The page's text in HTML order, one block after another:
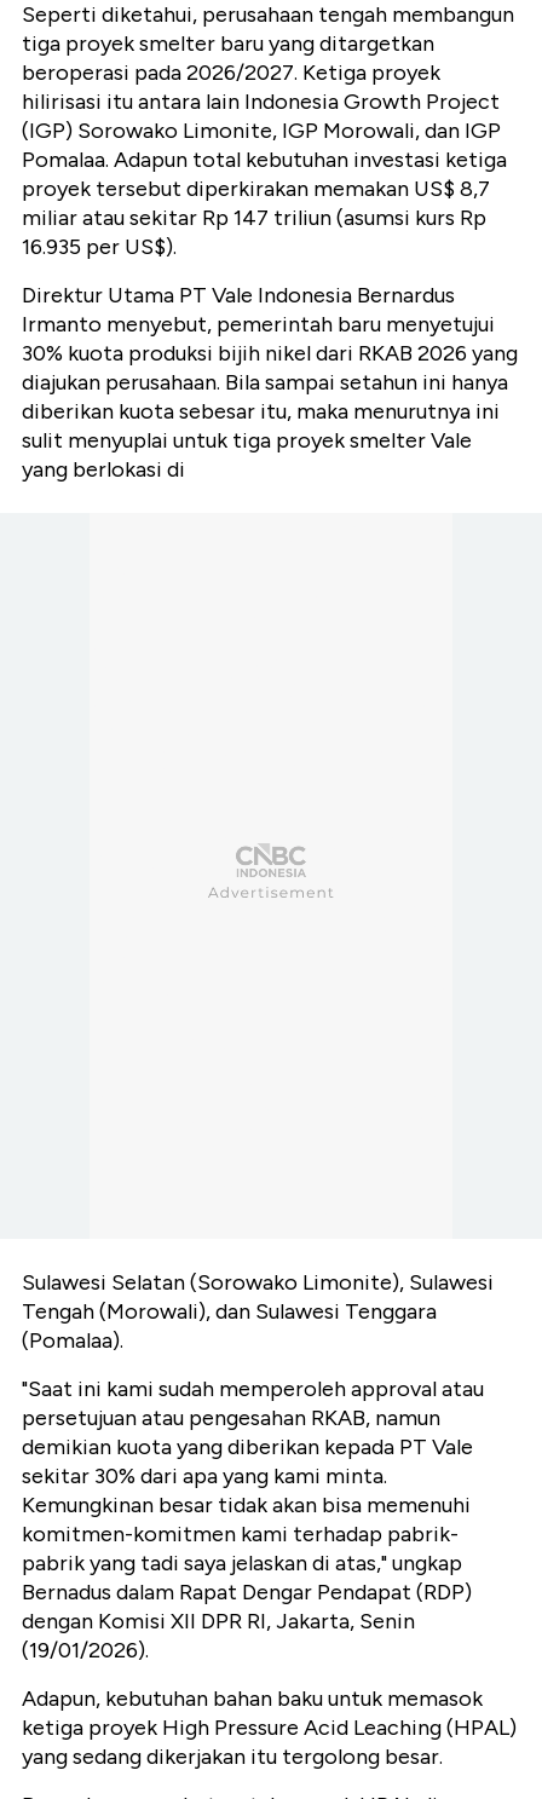
Seperti diketahui, perusahaan tengah membangun
tiga proyek smelter baru yang ditargetkan
beroperasi pada 2026/2027. Ketiga proyek
hilirisasi itu antara lain Indonesia Growth Project
(IGP) Sorowako Limonite, IGP Morowali, dan IGP
Pomalaa. Adapun total kebutuhan investasi ketiga
proyek tersebut diperkirakan memakan US$ 8,7
miliar atau sekitar Rp 147 triliun (asumsi kurs Rp
16.935 per US$).
Direktur Utama PT Vale Indonesia Bernardus
Irmanto menyebut, pemerintah baru menyetujui
30% kuota produksi bijih nikel dari RKAB 2026 yang
diajukan perusahaan. Bila sampai setahun ini hanya
diberikan kuota sebesar itu, maka menurutnya ini
sulit menyuplai untuk tiga proyek smelter Vale
yang berlokasi di
Sulawesi Selatan (Sorowako Limonite), Sulawesi
Tengah (Morowali), dan Sulawesi Tenggara
(Pomalaa).
"Saat ini kami sudah memperoleh approval atau
persetujuan atau pengesahan RKAB, namun
demikian kuota yang diberikan kepada PT Vale
sekitar 30% dari apa yang kami minta.
Kemungkinan besar tidak akan bisa memenuhi
komitmen-komitmen kami terhadap pabrik-
pabrik yang tadi saya jelaskan di atas," ungkap
Bernadus dalam Rapat Dengar Pendapat (RDP)
dengan Komisi XII DPR RI, Jakarta, Senin
(19/01/2026).
Adapun, kebutuhan bahan baku untuk memasok
ketiga proyek High Pressure Acid Leaching (HPAL)
yang sedang dikerjakan itu tergolong besar.